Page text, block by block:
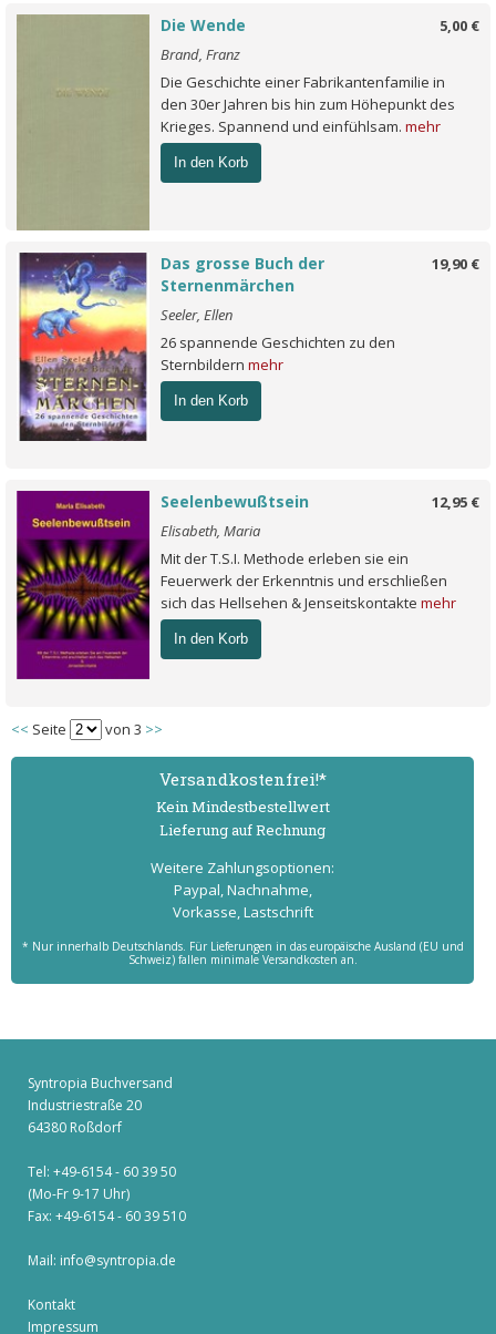
5,00 €
Die Wende
Brand, Franz
Die Geschichte einer Fabrikantenfamilie in
den 30er Jahren bis hin zum Höhepunkt des
Krieges. Spannend und einfühlsam. mehr
In den Korb
19,90 €
Das grosse Buch der
Sternenmärchen
Seeler, Ellen
26 spannende Geschichten zu den
Sternbildern mehr
In den Korb
12,95 €
Seelenbewußtsein
Elisabeth, Maria
Mit der T.S.I. Methode erleben sie ein
Feuerwerk der Erkenntnis und erschließen
sich das Hellsehen & Jenseitskontakte mehr
In den Korb
<< Seite von 3 >>
Versand­kostenfrei!*
Kein Mindest­bestell­wert
Lieferung auf Rechnung
Weitere Zahlungs­optionen:
Paypal, Nachnahme,
Vorkasse, Lastschrift
* Nur innerhalb Deutschlands. Für Lieferungen in das europäische Ausland (EU und
Schweiz) fallen minimale Versandkosten an.
Syntropia Buchversand
Industriestraße 20
64380 Roßdorf
Tel: +49-6154 - 60 39 50
(Mo-Fr 9-17 Uhr)
Fax: +49-6154 - 60 39 510
Mail: info@syntropia.de
Kontakt
Impressum